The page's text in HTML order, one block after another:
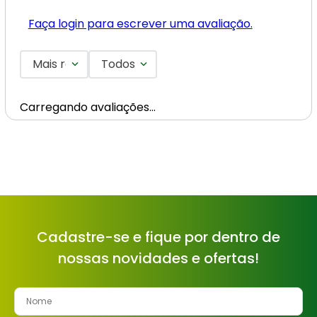
Faça login para escrever uma avaliação.
Mais recentesTodos
Carregando avaliações…
Cadastre-se e fique por dentro de
nossas novidades e ofertas!